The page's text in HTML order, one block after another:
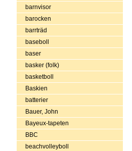
barnvisor
barocken
barrträd
baseboll
baser
basker (folk)
basketboll
Baskien
batterier
Bauer, John
Bayeux-tapeten
BBC
beachvolleyboll